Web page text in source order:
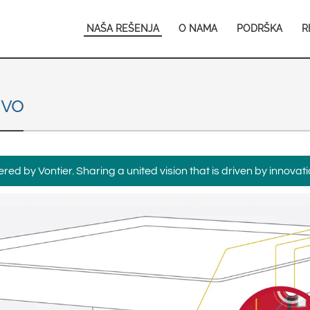
Français
Italiano
India
Australia 中国
Main
navigation
NAŠA REŠENJA O NAMA PODRŠKA
by Vontier. Sharing a united vision that is driven by